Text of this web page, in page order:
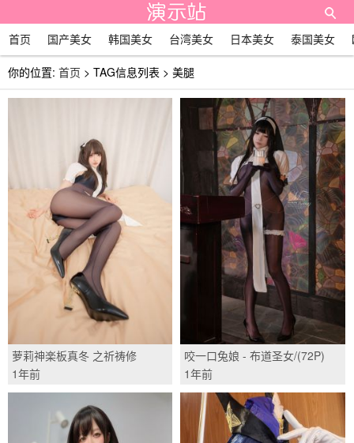
首页 国产美女 韩国美女 台湾美女 日本美女 泰国美女
你的位置: 首页 > TAG信息列表 > 美腿
萝莉神楽板真冬 之祈祷修
女/(75P)
1年前
咬一口兔娘 - 布道圣女/(72P)
1年前